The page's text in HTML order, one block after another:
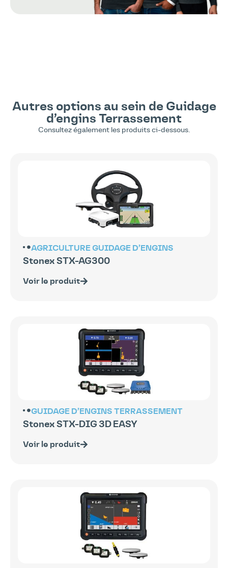
Autres options au sein de Guidage
d’engins Terrassement
Consultez également les produits ci-dessous.
AGRICULTURE GUIDAGE D’ENGINS
Stonex STX-AG300
Voir le produit
GUIDAGE D’ENGINS TERRASSEMENT
Stonex STX-DIG 3D EASY
Voir le produit